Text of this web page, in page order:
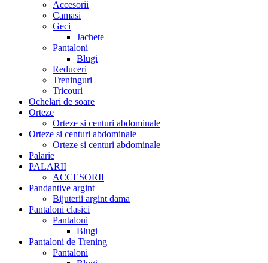
Accesorii
Camasi
Geci
Jachete
Pantaloni
Blugi
Reduceri
Treninguri
Tricouri
Ochelari de soare
Orteze
Orteze si centuri abdominale
Orteze si centuri abdominale
Orteze si centuri abdominale
Palarie
PALARII
ACCESORII
Pandantive argint
Bijuterii argint dama
Pantaloni clasici
Pantaloni
Blugi
Pantaloni de Trening
Pantaloni